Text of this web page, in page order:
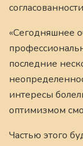
«Сегодняшнее
последние
интересы
оптимизмом
Частью этого